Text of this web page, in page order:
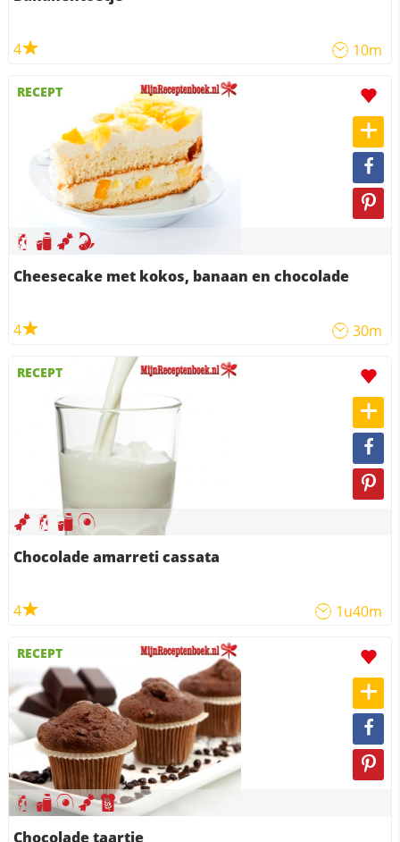
4 10m
RECEPT
Cheesecake met kokos, banaan en chocolade
4 30m
RECEPT
Chocolade amarreti cassata
4 1u40m
RECEPT
Chocolade taartje